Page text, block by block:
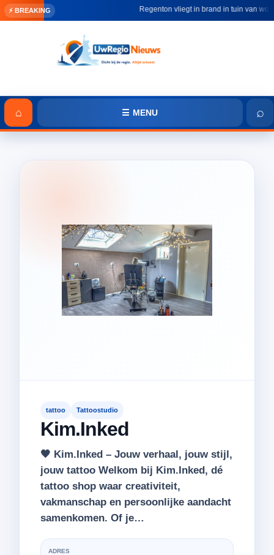
⚡ BREAKING Regenton vliegt in brand in tuin van
⌂ ☰ MENU ⌕
tattoo Tattoostudio
Kim.Inked
🖤 Kim.Inked – Jouw verhaal, jouw stijl,
jouw tattoo Welkom bij Kim.Inked, dé
tattoo shop waar creativiteit,
vakmanschap en persoonlijke aandacht
samenkomen. Of je…
ADRES